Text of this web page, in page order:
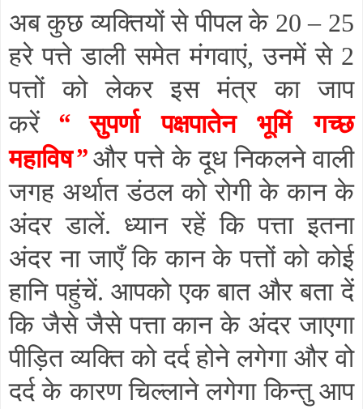
अब कुछ व्यक्तियों से पीपल के 20– 25
हरे पत्ते डाली समेत मंगवाएं,उनमें से 2
पत्तों को लेकर इस मंत्र का जाप
करें
“ सुपर्णा पक्षपातेन भूमिं गच्छ
महाविष”और पत्ते के दूध निकलने वाली
जगह अर्थात डंठल को रोगी के कान के
अंदर डालें. ध्यान रहें कि पत्ता इतना
अंदर ना जाएँ कि कान के पत्तों को कोई
हानि पहुंचें. आपको एक बात और बता दें
कि जैसे जैसे पत्ता कान के अंदर जाएगा
पीड़ित व्यक्ति को दर्द होने लगेगा और वो
दर्द के कारण चिल्लाने लगेगा किन्तु आप